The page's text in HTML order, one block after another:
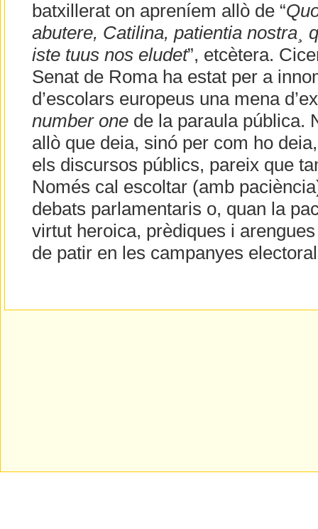
batxillerat on apreníem allò de “
abutere, Catilina, patientia nostra¸
iste tuus nos eludet”, etcètera.
Senat de Roma ha estat per a
d’escolars europeus una mena
number onede la paraula pública.
allò que deia, sinó per com ho
els discursos públics, pareix que
Només cal escoltar (amb
debats parlamentaris o, quan la
virtut heroica, prèdiques i
de patir en les campanyes